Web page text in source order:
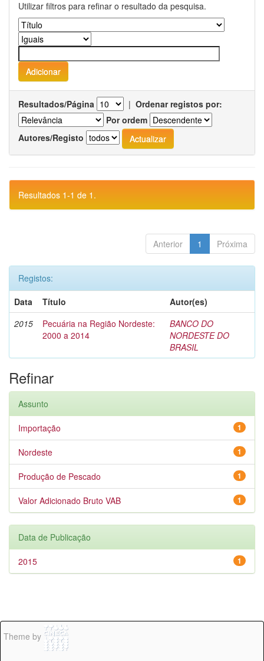
Utilizar filtros para refinar o resultado da pesquisa.
Resultados/Página | Ordenar registos por:
Por ordem
Autores/Registo
Resultados 1-1 de 1.
Anterior 1 Próxima
Registos:
Data
Título
Autor(es)
2015
Pecuária na Região Nordeste:
2000 a 2014
BANCO DO
NORDESTE DO
BRASIL
Refinar
Assunto
1
Importação
1
Nordeste
1
Produção de Pescado
1
Valor Adicionado Bruto VAB
Data de Publicação
1
2015
Theme by